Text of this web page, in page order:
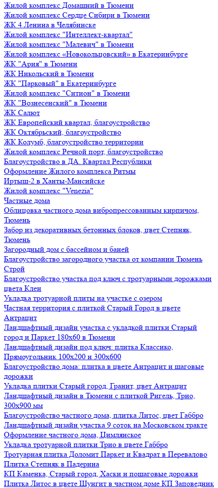
Жилой комплекс Домашний в Тюмени
Жилой комплекс Сердце Сибири в Тюмени
ЖК 4 Ленина в Челябинске
Жилой комплекс "Интеллект-квартал"
Жилой комплекс "Малевич" в Тюмени
Жилой комплекс «Новокольцовский» в Екатеринбурге
ЖК "Ария" в Тюмени
ЖК Никольский в Тюмени
ЖК "Парковый" в Екатеринбурге
Жилой комплекс "Ситион" в Тюмени
ЖК "Вознесенский" в Тюмени
ЖК Салют
ЖК Европейский квартал, благоустройство
ЖК Октябрьский, благоустройство
ЖК Колумб, благоустройство территории
Жилой комплекс Речной порт, благоустройство
Благоустройство в ДА. Квартал Республики
Оформление Жилого комплекса Ритмы
Иртыш-2 в Ханты-Мансийске
Жилой комплекс "Venezia"
Частные дома
Облицовка частного дома вибропрессованным кирпичом,
Тюмень
Забор из декоративных бетонных блоков, цвет Степняк,
Тюмень
Загородный дом с бассейном и баней
Благоустройство загородного участка от компании Тюмень
Строй
Благоустройство участка под ключ с тротуарными дорожками
цвета Клен
Укладка тротуарной плиты на участке с озером
Частная территория с плиткой Старый Город в цвете
Антрацит
Ландшафтный дизайн участка с укладкой плитки Старый
город и Паркет 180х60 в Тюмени
Ландшафтный дизайн под ключ: плитка Классико,
Прямоугольник 100х200 и 300х600
Благоустройство дома: плитка в цвете Антрацит и шаговые
дорожки
Укладка плитки Старый город, Гранит, цвет Антрацит
Ландшафтный дизайн в Тюмени с плиткой Ригель, Трио,
300х900 мм
Благоустройство частного дома, плитка Литос, цвет Габбро
Ландшафтный дизайн участка 9 соток на Московском тракте
Оформление частного дома, Цимлянское
Укладка тротуарной плитки Трио в цвете Габбро
Тротуарная плитка Доломит Паркет и Квадрат в Перевалово
Плитка Степняк в Падерина
КП Каменка, Старый город, Хаски и пошаговые дорожки
Плитка Литос в цвете Шунгит в частном доме КП Заповедник